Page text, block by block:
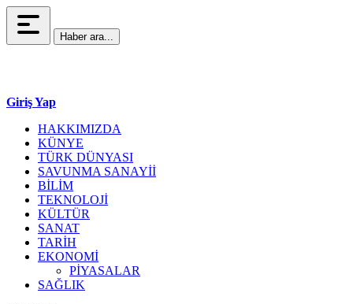
Haber ara...
Giriş Yap
HAKKIMIZDA
KÜNYE
TÜRK DÜNYASI
SAVUNMA SANAYİİ
BİLİM
TEKNOLOJİ
KÜLTÜR
SANAT
TARİH
EKONOMİ
PİYASALAR
SAĞLIK